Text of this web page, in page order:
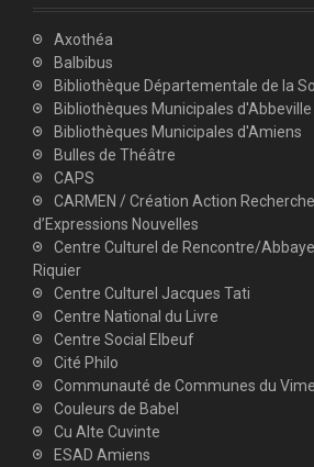
Axothéa
Balbibus
Bibliothèque Départementale de la
Bibliothèques Municipales d'Abbeville
Bibliothèques Municipales d'Amiens
Bulles de Théâtre
CAPS
CARMEN / Création Action
d’Expressions Nouvelles
Centre Culturel de Rencontre/
Riquier
Centre Culturel Jacques Tati
Centre National du Livre
Centre Social Elbeuf
Cité Philo
Communauté de Communes du
Couleurs de Babel
Cu Alte Cuvinte
ESAD Amiens